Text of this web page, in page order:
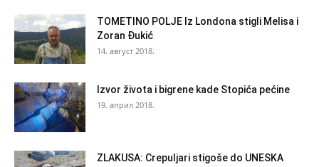
TOMETINO POLJE Iz Londona stigli Melisa i
Zoran Đukić
14. август 2018.
Izvor života i bigrene kade Stopića pećine
19. април 2018.
ZLAKUSA: Crepuljari stigoše do UNESKA